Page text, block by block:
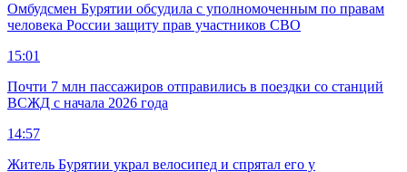
Омбудсмен Бурятии обсудила с уполномоченным по правам
человека России защиту прав участников СВО
15:01
Почти 7 млн пассажиров отправились в поездки со станций
ВСЖД с начала 2026 года
14:57
Житель Бурятии украл велосипед и спрятал его у